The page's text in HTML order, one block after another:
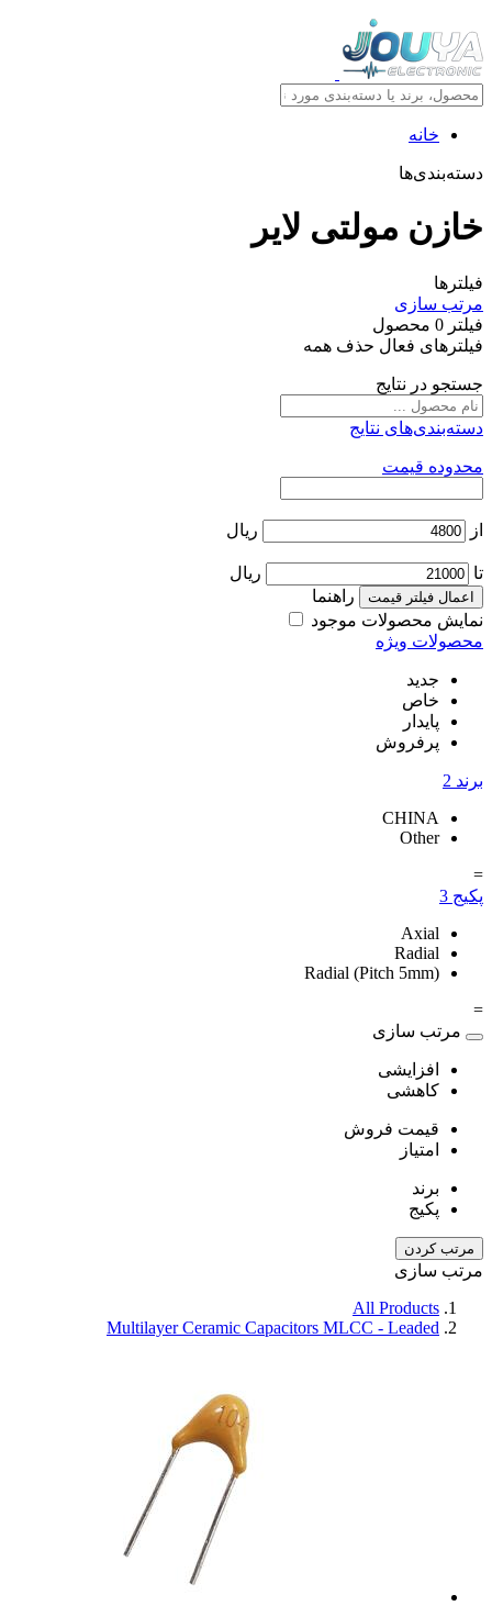
خانه
مولتی لایر
سازی
0
محصول
فعالحذف همه
در نتایج
نتایج
قیمت
ریال
ریال
فیلتر قیمت
راهنما
محصولات موجود
ویژه
جدید
خاص
پایدار
پرفروش
2
CHINA
Other
3
Axial
Radial
Radial (Pitch 5mm)
مرتب سازی
افزایشی
کاهشی
قیمت فروش
امتیاز
برند
پکیج
کردن
سازی
All Products
Multilayer Ceramic Capacitors MLCC - Leaded